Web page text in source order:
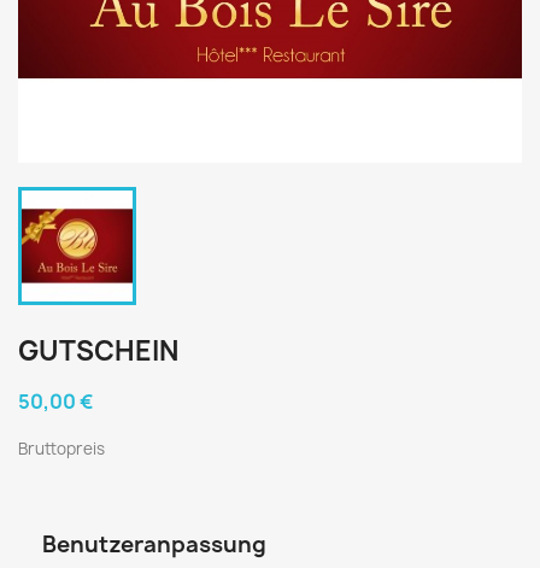
GUTSCHEIN
50,00 €
Bruttopreis
Benutzeranpassung